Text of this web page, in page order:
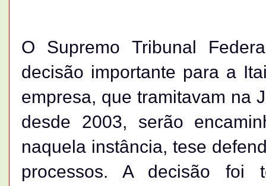
O Supremo Tribunal
decisão importante para a
empresa, que tramitavam na
desde 2003, serão
naquela instância, tese
processos. A decisão foi